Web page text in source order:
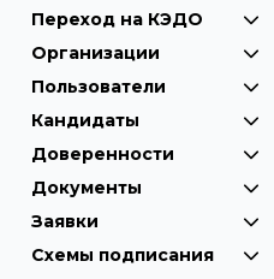
Переход на КЭДО
Организации
Пользователи
Кандидаты
Доверенности
Документы
Заявки
Схемы подписания